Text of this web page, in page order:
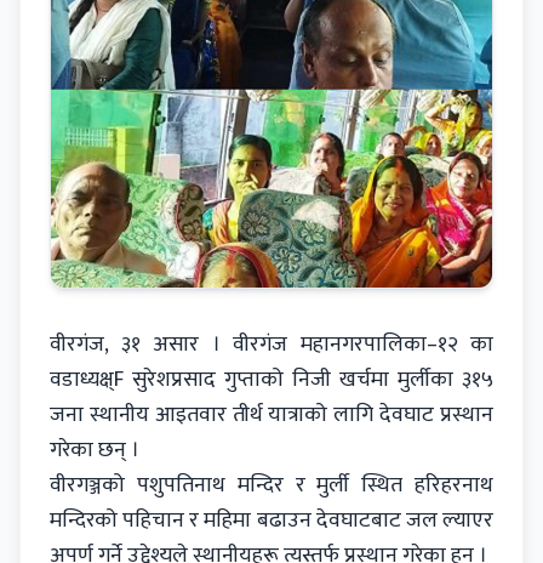
वीरगंज, ३१ असार । वीरगंज महानगरपालिका–१२ का
वडाध्यक्ष्F सुरेशप्रसाद गुप्ताको निजी खर्चमा मुर्लीका ३१५
जना स्थानीय आइतवार तीर्थ यात्राको लागि देवघाट प्रस्थान
गरेका छन् ।
वीरगञ्जको पशुपतिनाथ मन्दिर र मुर्ली स्थित हरिहरनाथ
मन्दिरको पहिचान र महिमा बढाउन देवघाटबाट जल ल्याएर
अपर्ण गर्ने उद्देश्यले स्थानीयहरू त्यस्तर्फ प्रस्थान गरेका हुन् ।